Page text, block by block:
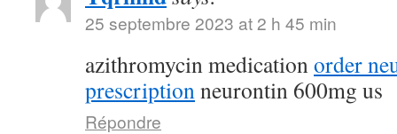
25 septembre 2023 at 2 h 45 min
azithromycin medicationorder
prescriptionneurontin 600mg us
Répondre